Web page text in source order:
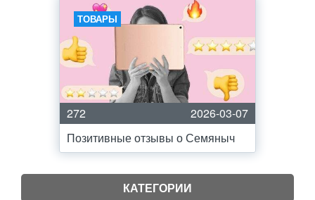
ТОВАРЫ
272
2026-03-07
Позитивные отзывы о Семяныч
КАТЕГОРИИ